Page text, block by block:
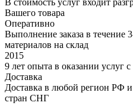
Вашего товара
Оперативно
Выполнение заказа в течение
материалов на склад
2015
9 лет опыта в оказании услуг с
Доставка
Доставка в любой регион РФ
стран СНГ